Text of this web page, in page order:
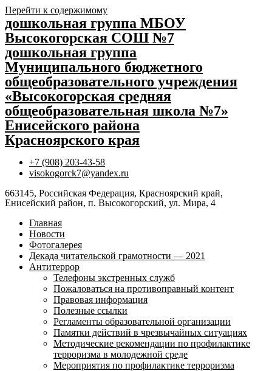
Перейти к содержимому
дошкольная группа МБОУ
Высокогорская СОШ №7
дошкольная группа
Муниципального бюджетного
общеобразовательного учреждения
«Высокогорская средняя
общеобразовательная школа №7»
Енисейского района
Красноярского края
+7 (908) 203-43-58
visokogorck7@yandex.ru
663145, Российская Федерация, Красноярский край,
Енисейский район, п. Высокогорский, ул. Мира, 4
Главная
Новости
Фотогалерея
Декада читательской грамотности — 2021
Антитеррор
Телефоны экстренных служб
Пожаловаться на противоправный контент
Правовая информация
Полезные ссылки
Регламенты образовательной организации
Памятки действий в чрезвычайных ситуациях
Методические рекомендации по профилактике
терроризма в молодежной среде
Мероприятия по профилактике терроризма